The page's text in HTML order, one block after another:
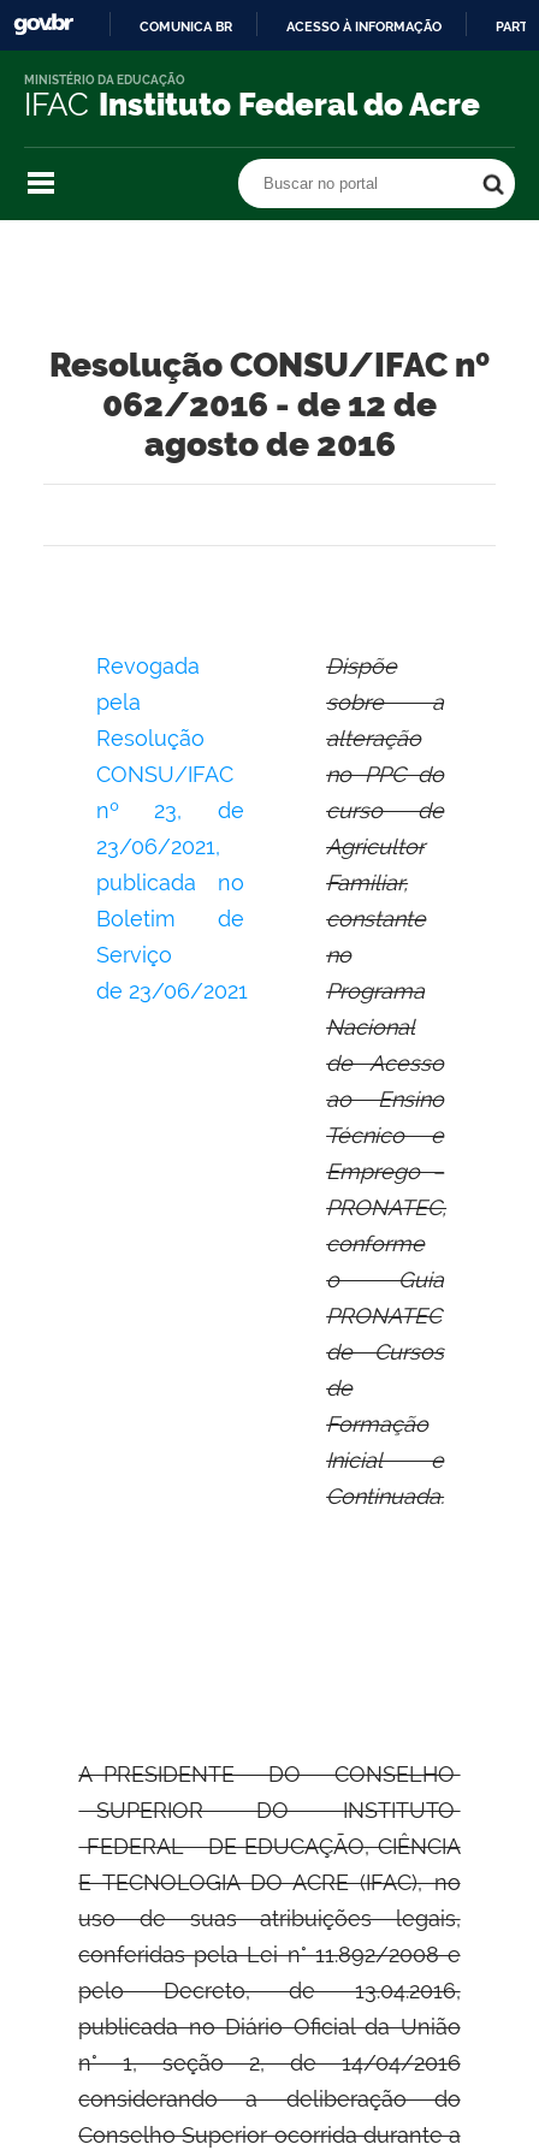
O
COMUNICA BR ACESSO À INFORMAÇÃO
IFAC Instituto Federal do Acre
MINISTÉRIO DA EDUCAÇÃO
Buscar no portal
Resolução CONSU/IFAC nº
062/2016 - de 12 de
agosto de 2016
Revogada
pela
Resolução
CONSU/IFAC
nº 23,
de
23/06/2021,
publicada no
Boletim de
Serviço
de 23/06/2021
Dispõe
sobre a
alteração
no PPC do
curso de
Agricultor
Familiar,
constante
no
Programa
Nacional
de Acesso
ao Ensino
Técnico e
Emprego –
PRONATEC,
conforme
o Guia
PRONATEC
de Cursos
de
Formação
Inicial e
Continuada.
A PRESIDENTE DO CONSELHO
SUPERIOR DO INSTITUTO
FEDERAL DEEDUCAÇÃO, CIÊNCIA
E TECNOLOGIA DO ACRE (IFAC), no
uso de suas atribuições legais,
conferidas pela Lei n° 11.892/2008 e
pelo Decreto, de 13.04.2016,
publicada no Diário Oficial da União
n° 1, seção 2, de 14/04/2016
considerando a deliberação do
Conselho Superior ocorrida durante a